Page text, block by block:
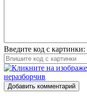
Введите код с картинки:
Добавить комментарий